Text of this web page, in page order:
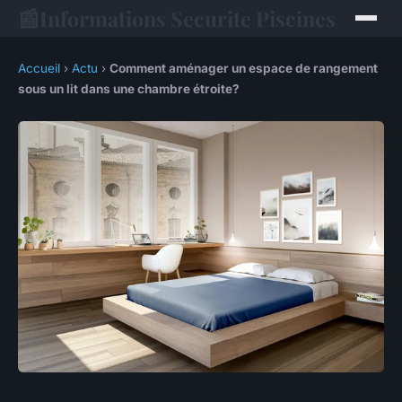
Accueil › Actu › Comment aménager un espace de rangement
sous un lit dans une chambre étroite?